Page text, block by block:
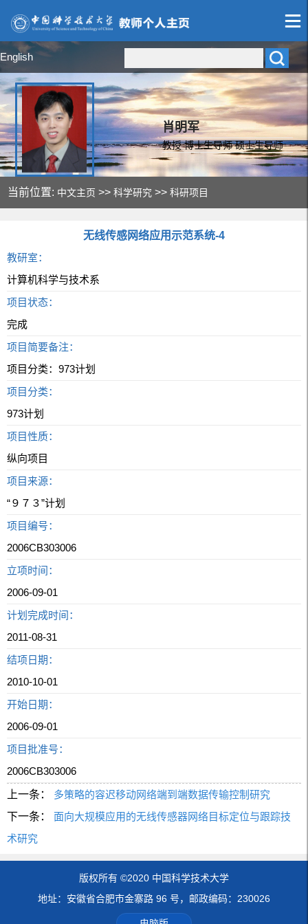
English
肖明军
教授 博士生导师 硕士生导师
当前位置: 中文主页 >>科学研究 >>科研项目
无线传感网络应用示范系统-4
教研室：
计算机科学与技术系
项目状态：
完成
项目简要备注：
项目分类：973计划
项目分类：
973计划
项目性质：
纵向项目
项目来源：
“９７３”计划
项目编号：
2006CB303006
立项时间：
2006-09-01
计划完成时间：
2011-08-31
结项日期：
2010-10-01
开始日期：
2006-09-01
项目批准号：
2006CB303006
上一条：
多策略的容迟移动网络端到端数据传输控制研究
下一条：
面向大规模应用的无线传感器网络目标定位与跟踪技
术研究
版权所有 ©2020 中国科学技术大学
地址：安徽省合肥市金寨路 96 号，邮政编码：230026